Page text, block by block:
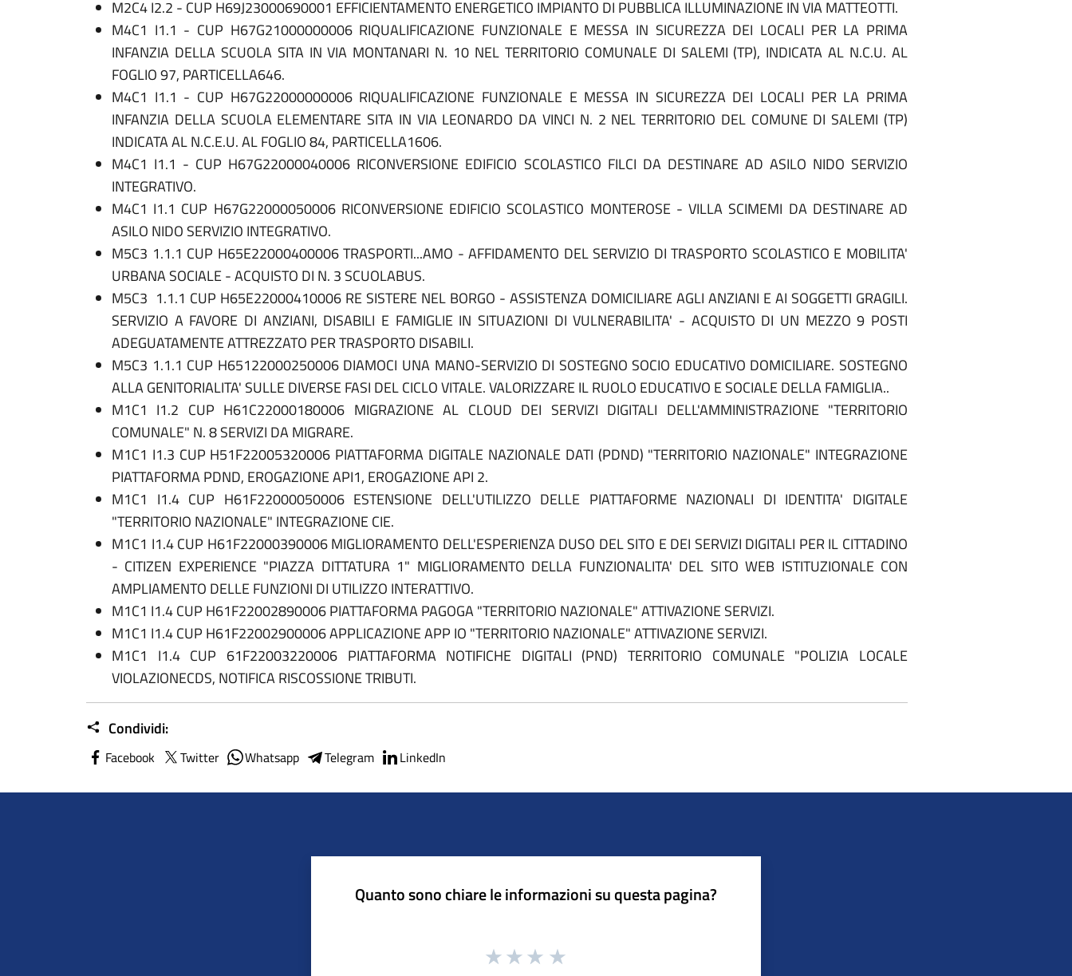
M2C4 I2.2 - CUP H69J23000690001 EFFICIENTAMENTO ENERGETICO IMPIANTO DI PUBBLICA ILLUMINAZIONE IN VIA MATTEOTTI.
M4C1 I1.1 - CUP H67G21000000006 RIQUALIFICAZIONE FUNZIONALE E MESSA IN SICUREZZA DEI LOCALI PER LA PRIMA
INFANZIA DELLA SCUOLA SITA IN VIA MONTANARI N. 10 NEL TERRITORIO COMUNALE DI SALEMI (TP), INDICATA AL N.C.U. AL
FOGLIO 97, PARTICELLA646.
M4C1 I1.1 - CUP H67G22000000006 RIQUALIFICAZIONE FUNZIONALE E MESSA IN SICUREZZA DEI LOCALI PER LA PRIMA
INFANZIA DELLA SCUOLA ELEMENTARE SITA IN VIA LEONARDO DA VINCI N. 2 NEL TERRITORIO DEL COMUNE DI SALEMI (TP)
INDICATA AL N.C.E.U. AL FOGLIO 84, PARTICELLA1606.
M4C1 I1.1 - CUP H67G22000040006 RICONVERSIONE EDIFICIO SCOLASTICO FILCI DA DESTINARE AD ASILO NIDO SERVIZIO
INTEGRATIVO.
M4C1 I1.1 CUP H67G22000050006 RICONVERSIONE EDIFICIO SCOLASTICO MONTEROSE - VILLA SCIMEMI DA DESTINARE AD
ASILO NIDO SERVIZIO INTEGRATIVO.
M5C3 1.1.1 CUP H65E22000400006 TRASPORTI...AMO - AFFIDAMENTO DEL SERVIZIO DI TRASPORTO SCOLASTICO E MOBILITA'
URBANA SOCIALE - ACQUISTO DI N. 3 SCUOLABUS.
M5C3 1.1.1 CUP H65E22000410006 RE SISTERE NEL BORGO - ASSISTENZA DOMICILIARE AGLI ANZIANI E AI SOGGETTI GRAGILI.
SERVIZIO A FAVORE DI ANZIANI, DISABILI E FAMIGLIE IN SITUAZIONI DI VULNERABILITA' - ACQUISTO DI UN MEZZO 9 POSTI
ADEGUATAMENTE ATTREZZATO PER TRASPORTO DISABILI.
M5C3 1.1.1 CUP H65122000250006 DIAMOCI UNA MANO-SERVIZIO DI SOSTEGNO SOCIO EDUCATIVO DOMICILIARE. SOSTEGNO
ALLA GENITORIALITA' SULLE DIVERSE FASI DEL CICLO VITALE. VALORIZZARE IL RUOLO EDUCATIVO E SOCIALE DELLA FAMIGLIA..
M1C1 I1.2 CUP H61C22000180006 MIGRAZIONE AL CLOUD DEI SERVIZI DIGITALI DELL'AMMINISTRAZIONE "TERRITORIO
COMUNALE" N. 8 SERVIZI DA MIGRARE.
M1C1 I1.3 CUP H51F22005320006 PIATTAFORMA DIGITALE NAZIONALE DATI (PDND) "TERRITORIO NAZIONALE" INTEGRAZIONE
PIATTAFORMA PDND, EROGAZIONE API1, EROGAZIONE API 2.
M1C1 I1.4 CUP H61F22000050006 ESTENSIONE DELL'UTILIZZO DELLE PIATTAFORME NAZIONALI DI IDENTITA' DIGITALE
"TERRITORIO NAZIONALE" INTEGRAZIONE CIE.
M1C1 I1.4 CUP H61F22000390006 MIGLIORAMENTO DELL'ESPERIENZA DUSO DEL SITO E DEI SERVIZI DIGITALI PER IL CITTADINO
- CITIZEN EXPERIENCE "PIAZZA DITTATURA 1" MIGLIORAMENTO DELLA FUNZIONALITA' DEL SITO WEB ISTITUZIONALE CON
AMPLIAMENTO DELLE FUNZIONI DI UTILIZZO INTERATTIVO.
M1C1 I1.4 CUP H61F22002890006 PIATTAFORMA PAGOGA "TERRITORIO NAZIONALE" ATTIVAZIONE SERVIZI.
M1C1 I1.4 CUP H61F22002900006 APPLICAZIONE APP IO "TERRITORIO NAZIONALE" ATTIVAZIONE SERVIZI.
M1C1 I1.4 CUP 61F22003220006 PIATTAFORMA NOTIFICHE DIGITALI (PND) TERRITORIO COMUNALE "POLIZIA LOCALE
VIOLAZIONECDS, NOTIFICA RISCOSSIONE TRIBUTI.
Condividi:
Facebook Twitter Whatsapp Telegram LinkedIn
Quanto sono chiare le informazioni su questa pagina?